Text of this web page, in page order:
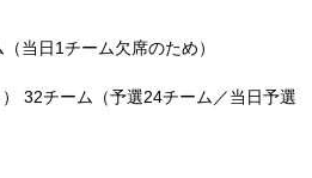
当日1チーム欠席のため）
32チーム（予選24チーム／当日予選